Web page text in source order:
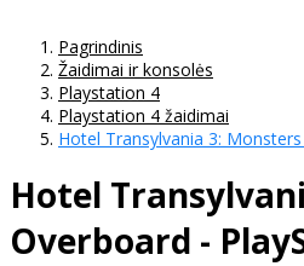
Pagrindinis
Žaidimai ir konsolės
Playstation 4
Playstation 4 žaidimai
Hotel Transylvania 3:
Hotel
Overboard -